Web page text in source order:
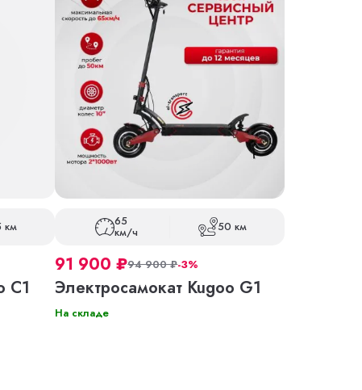
км
C1
65
км/ч 50 км
91 900₽94 900₽-3%
Электросамокат Kugoo G1
На складе